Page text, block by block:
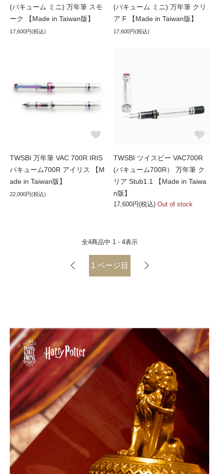
(バキューム ミニ) 万年筆 スモ
ーク 【Made in Taiwan版】
17,600円(税込)
(バキューム ミニ) 万年筆 クリ
ア F 【Made in Taiwan版】
17,600円(税込)
TWSBI 万年筆 VAC 700R IRIS
バキューム700R アイリス 【M
ade in Taiwan版】
22,000円(税込)
TWSBI ツイスビー VAC700R
(バキューム700R） 万年筆 ク
リア Stub1.1 【Made in Taiwa
n版】
17,600円(税込) Out of stock
全4商品中 1 - 4表示
1 ページ目